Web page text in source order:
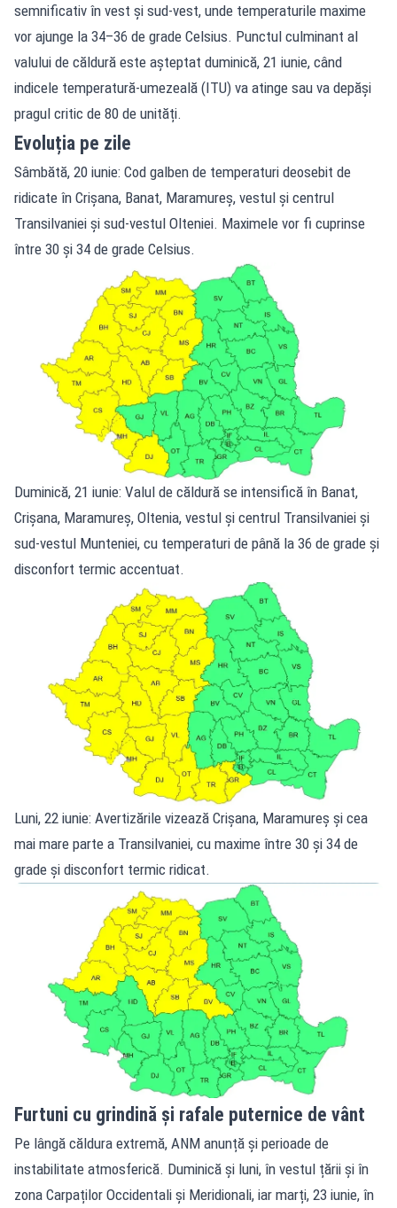
semnificativ în vest și sud-vest, unde temperaturile maxime
vor ajunge la 34–36 de grade Celsius. Punctul culminant al
valului de căldură este așteptat duminică, 21 iunie, când
indicele temperatură-umezeală (ITU) va atinge sau va depăși
pragul critic de 80 de unități.
Evoluția pe zile
Sâmbătă, 20 iunie: Cod galben de temperaturi deosebit de
ridicate în Crișana, Banat, Maramureș, vestul și centrul
Transilvaniei și sud-vestul Olteniei. Maximele vor fi cuprinse
între 30 și 34 de grade Celsius.
Duminică, 21 iunie: Valul de căldură se intensifică în Banat,
Crișana, Maramureș, Oltenia, vestul și centrul Transilvaniei și
sud-vestul Munteniei, cu temperaturi de până la 36 de grade și
disconfort termic accentuat.
Luni, 22 iunie: Avertizările vizează Crișana, Maramureș și cea
mai mare parte a Transilvaniei, cu maxime între 30 și 34 de
grade și disconfort termic ridicat.
Furtuni cu grindină și rafale puternice de vânt
Pe lângă căldura extremă, ANM anunță și perioade de
instabilitate atmosferică. Duminică și luni, în vestul țării și în
zona Carpaților Occidentali și Meridionali, iar marți, 23 iunie, în